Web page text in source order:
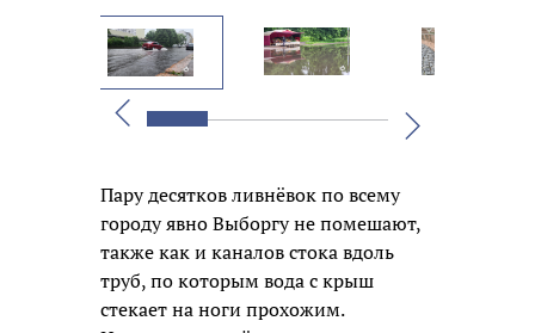
Назад
Вперед
Пару десятков ливнёвок по всему
городу явно Выборгу не помешают,
также как и каналов стока вдоль
труб, по которым вода с крыш
стекает на ноги прохожим.